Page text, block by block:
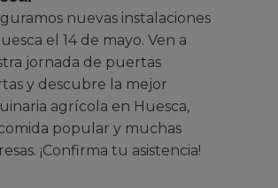
nuevas instalaciones
el 14 de mayo. Ven a
jornada de puertas
y descubre la mejor
agrícola en Huesca,
popular y muchas
¡Confirma tu asistencia!